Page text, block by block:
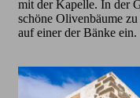
mit der Kapelle. In der
schöne Olivenbäume
auf einer der Bänke ein.